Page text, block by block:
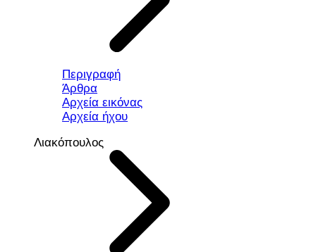
Περιγραφή
Άρθρα
Αρχεία εικόνας
Αρχεία ήχου
Λιακόπουλος